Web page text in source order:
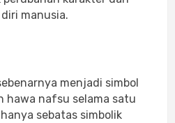
manusia.
menjadi simbol
hawa nafsu selama satu
sebatas simbolik